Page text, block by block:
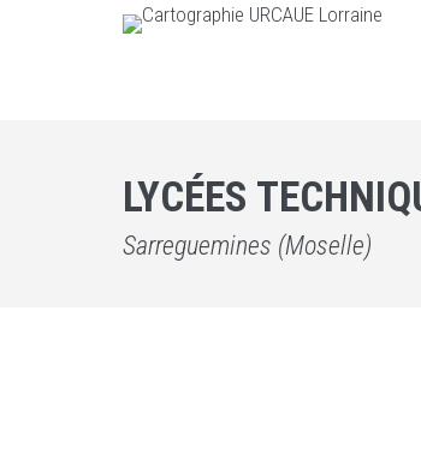
LYCÉES
Sarreguemines (Moselle)